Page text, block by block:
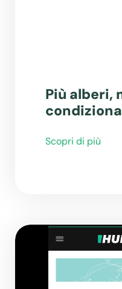
Più alberi,
Scopri di più